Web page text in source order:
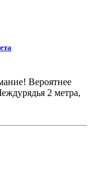
Вероятнее
2 метра,